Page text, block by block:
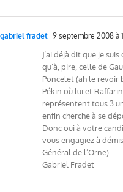
gabriel fradet 9 septembre 2008 à
J’ai déjà dit que je
qu’à, pire, celle de
Poncelet (ah le revoir
Pékin où lui et
représentent tous 3
enfin cherche à se
Donc oui à votre
vous engagiez à
Général de l’Orne).
Gabriel Fradet